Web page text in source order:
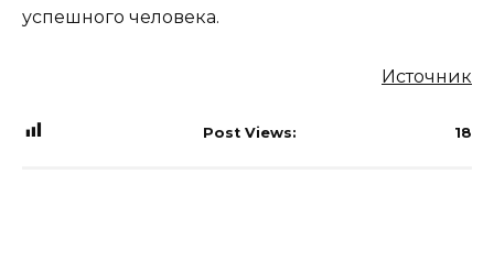
успешного человека.
Источник
Post Views: 18